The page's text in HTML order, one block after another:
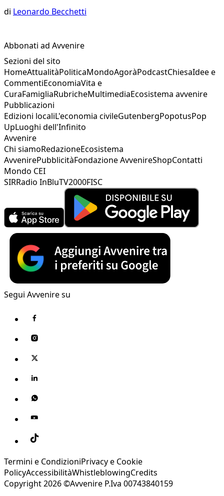
di Leonardo Becchetti
Abbonati ad Avvenire
Sezioni del sito
HomeAttualitàPoliticaMondoAgoràPodcastChiesaIdee e
CommentiEconomiaVita e
CuraFamigliaRubricheMultimediaEcosistema avvenire
Pubblicazioni
Edizioni localiL'economia civileGutenbergPopotusPop
UpLuoghi dell'Infinito
Avvenire
Chi siamoRedazioneEcosistema
AvvenirePubblicitàFondazione AvvenireShopContatti
Mondo CEI
SIRRadio InBluTV2000FISC
Segui Avvenire su
Termini e CondizioniPrivacy e Cookie
PolicyAccessibilitàWhistleblowingCredits
Copyright 2026 ©Avvenire P.Iva 00743840159